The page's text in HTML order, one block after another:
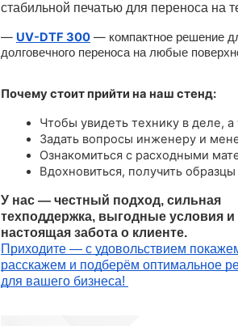
стабильной печатью для переноса на
— UV-DTF 300 — компактное решение
долговечного переноса на любые
Почему стоит прийти на наш стенд:
Чтобы увидеть технику в деле, а
Задать вопросы инженеру и
Ознакомиться с расходными
Вдохновиться, получить
У нас — честный подход, сильная
техподдержка, выгодные условия и
настоящая забота о клиенте.
Приходите — с удовольствием
расскажем и подберём оптимальное
для вашего бизнеса!